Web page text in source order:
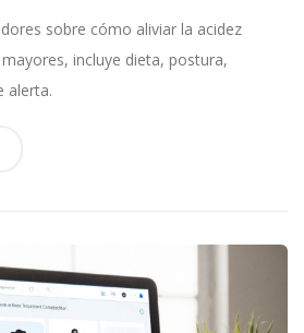
sobre cómo aliviar la acidez
incluye dieta, postura,
alerta.